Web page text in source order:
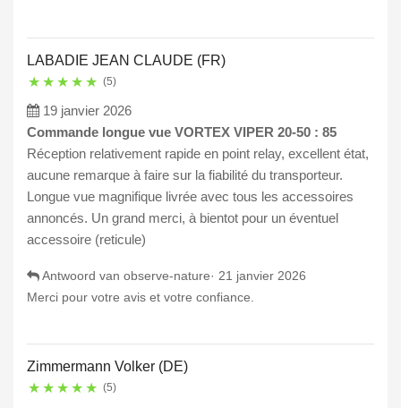
LABADIE JEAN CLAUDE (FR)
★ ★ ★ ★ ★ (5)
19 janvier 2026
Commande longue vue VORTEX VIPER 20-50 : 85
Réception relativement rapide en point relay, excellent état,
aucune remarque à faire sur la fiabilité du transporteur.
Longue vue magnifique livrée avec tous les accessoires
annoncés. Un grand merci, à bientot pour un éventuel
accessoire (reticule)
Antwoord van observe-nature· 21 janvier 2026
Merci pour votre avis et votre confiance.
Zimmermann Volker (DE)
★ ★ ★ ★ ★ (5)